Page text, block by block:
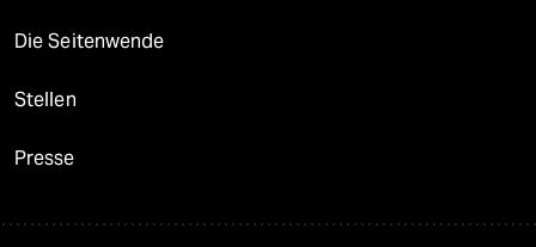
Die Seitenwende
Stellen
Presse